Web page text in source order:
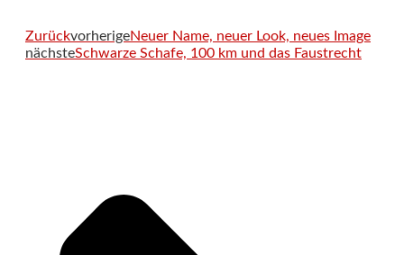
ZurückvorherigeNeuer Name, neuer Look, neues Image
nächsteSchwarze Schafe, 100 km und das Faustrecht